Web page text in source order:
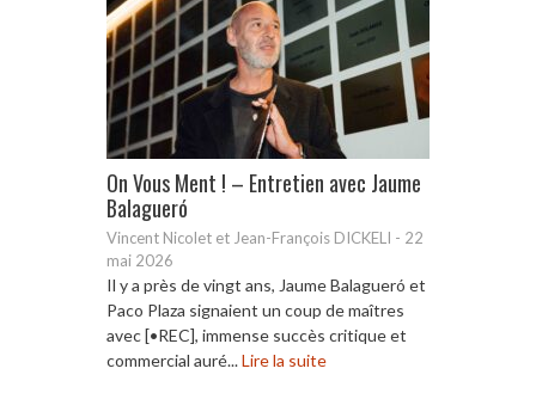
On Vous Ment ! – Entretien avec Jaume
Balagueró
Vincent Nicolet et Jean-François DICKELI - 22
mai 2026
Il y a près de vingt ans, Jaume Balagueró et
Paco Plaza signaient un coup de maîtres
avec [•REC], immense succès critique et
commercial auré...Lire la suite